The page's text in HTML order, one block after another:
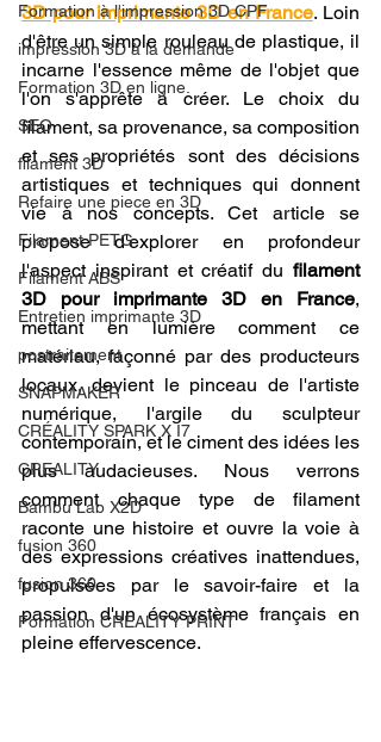
Formation à l'impression 3D CPF
impression 3D à la demande
Formation 3D en ligne.
SEO
filament 3D
Refaire une piece en 3D
Filament PETG
Filament ABS
Entretien imprimante 3D
postraitement
SNAPMAKER
CRÉALITY SPARK X I7
CREALITY
Bambu Lab X2D
fusion 360
fusion 360
Formation CREALITY PRINT
3D pour imprimante 3D en France. Loin
d'être un simple rouleau de plastique, il
incarne l'essence même de l'objet que
l'on s'apprête à créer. Le choix du
filament, sa provenance, sa composition
et ses propriétés sont des décisions
artistiques et techniques qui donnent
vie à nos concepts. Cet article se
propose d'explorer en profondeur
l'aspect inspirant et créatif du filament
3D pour imprimante 3D en France,
mettant en lumière comment ce
matériau, façonné par des producteurs
locaux, devient le pinceau de l'artiste
numérique, l'argile du sculpteur
contemporain, et le ciment des idées les
plus audacieuses. Nous verrons
comment chaque type de filament
raconte une histoire et ouvre la voie à
des expressions créatives inattendues,
propulsées par le savoir-faire et la
passion d'un écosystème français en
pleine effervescence.